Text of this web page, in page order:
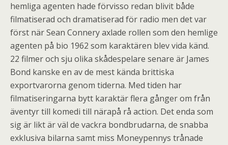
hemliga agenten hade förvisso redan blivit både
filmatiserad och dramatiserad för radio men det var
först när Sean Connery axlade rollen som den hemlige
agenten på bio 1962 som karaktären blev vida känd.
22 filmer och sju olika skådespelare senare är James
Bond kanske en av de mest kända brittiska
exportvarorna genom tiderna. Med tiden har
filmatiseringarna bytt karaktär flera gånger om från
äventyr till komedi till närapå rå action. Det enda som
sig är likt är väl de vackra bondbrudarna, de snabba
exklusiva bilarna samt miss Moneypennys trånade